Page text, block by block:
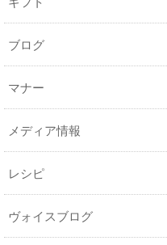
ブログ
マナー
メディア情報
レシピ
ヴォイスブログ